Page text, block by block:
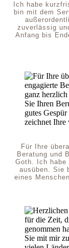
Ich habe
bin mit dem
zuverlässig
Anfang bis
Für Ihre
Beratung und
Goth. Ich habe
ausüben. Sie
eines